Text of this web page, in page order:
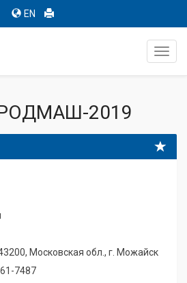
EN
2019
Московская обл., г. Можайск
7487